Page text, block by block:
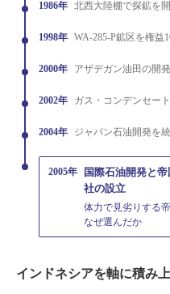
1986年 北西大陸棚で探鉱を
1998年 WA-285-P鉱区を権益
2000年 アザデガン油田の開
2002年 ガス・コンデンセー
2004年 ジャパン石油開発を
2005年
国際石油開発と
社の設立
体力で見劣りする
なぜ選んだか
インドネシアを軸に積み